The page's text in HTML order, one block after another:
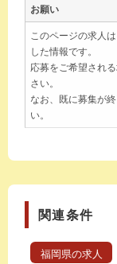
お願い
このページの求人
した情報です。
応募をご希望され
さい。
なお、既に募集が
い。
関連条件
福岡県の求人